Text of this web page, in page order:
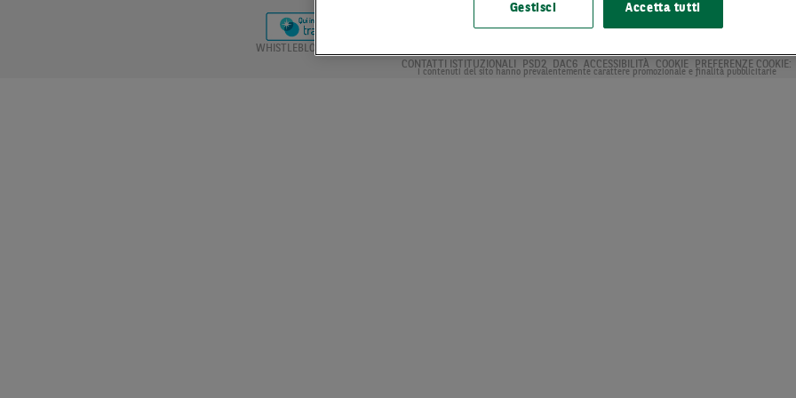
PROSPETTI BNL CERTIFICATE E OBBLIGAZIONI IN COLLOCAMENTO
WHISTLEBLOWING
CONTATTI ISTITUZIONALI
PSD2 DAC6 ACCESSIBILITÀ COOKIE PREFERENZE COOKIE:
I contenuti del sito hanno prevalentemente carattere promozionale e finalità pubblicitarie
Gestisci Accetta tutti